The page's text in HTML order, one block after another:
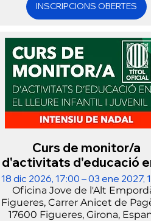
INSCRIPCIONS OBERTES
Curs de monitor/a
d'activitats d'educació
lleure│NADAL│ALT
EMPORDÀ
18 dic 2026, 17:00 – 03 ene 2027,
Oficina Jove de l'Alt
Figueres, Carrer Anicet de
17600 Figueres, Girona,